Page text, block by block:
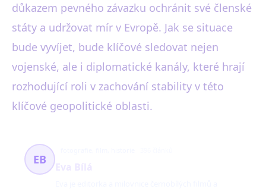
důkazem pevného závazku ochránit své členské
státy a udržovat mír v Evropě. Jak se situace
bude vyvíjet, bude klíčové sledovat nejen
vojenské, ale i diplomatické kanály, které hrají
rozhodující roli v zachování stability v této
klíčové geopolitické oblasti.
EB